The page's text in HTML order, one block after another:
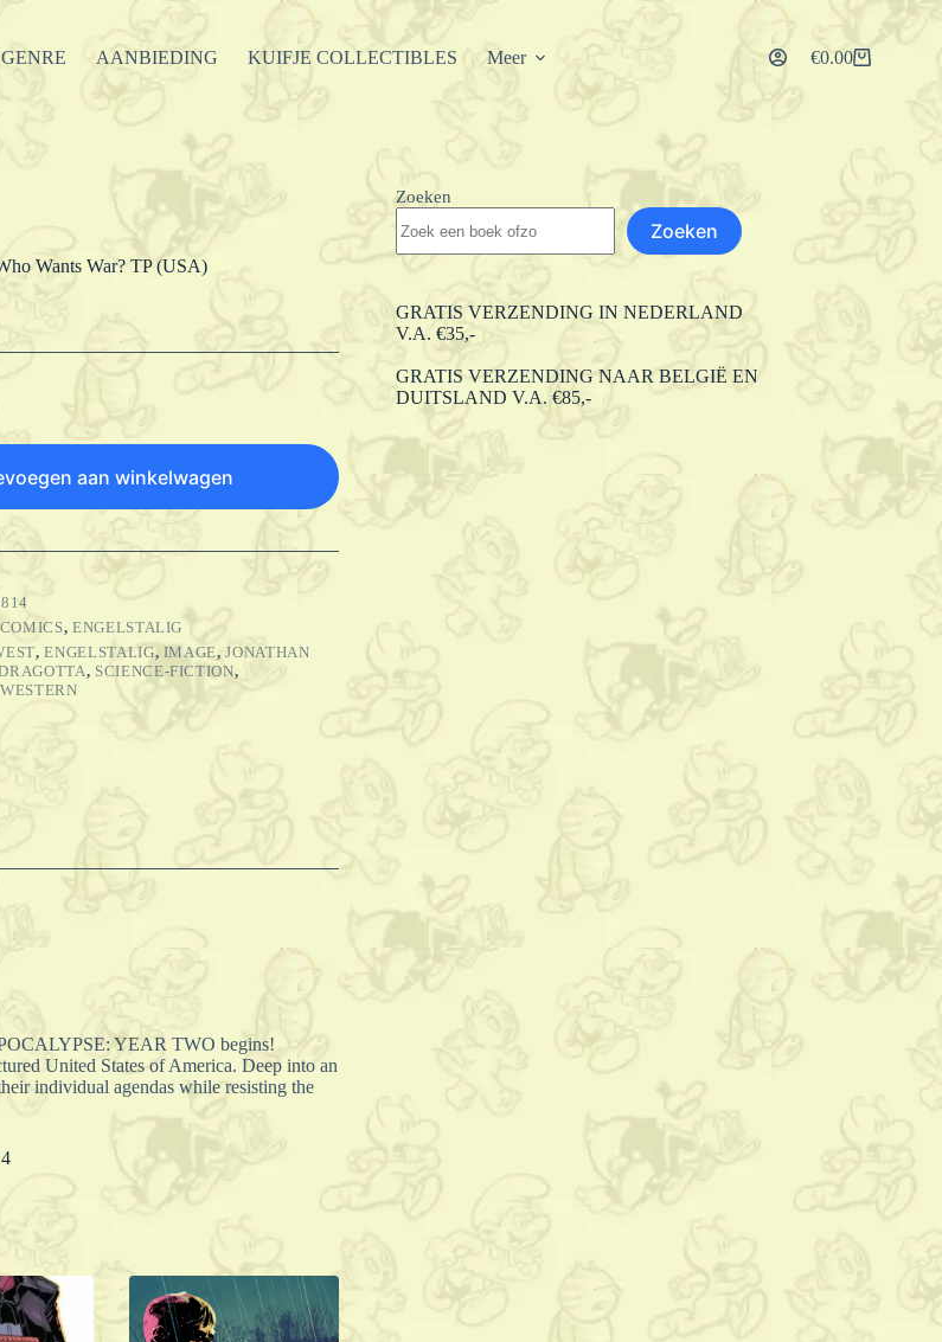
AANBIEDING KUIFJE COLLECTIBLES Meer Winkelwagen
€0.00
Wants War? TP (USA)
aan winkelwagen
COMICS, ENGELSTALIG
,ENGELSTALIG, IMAGE,JONATHAN
, SCIENCE-FICTION,
WESTERN
YEAR TWO begins!
United States of America. Deep into an
individual agendas while resisting the
Zoeken
Zoeken
GRATIS VERZENDING IN NEDERLAND
V.A. €35,-
GRATIS VERZENDING NAAR BELGIË EN
DUITSLAND V.A. €85,-